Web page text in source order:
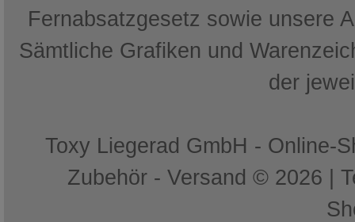
Fernabsatzgesetz sowie unsere
Sämtliche Grafiken und
der
Toxy Liegerad GmbH - Online-
Zubehör - Versand © 2026 |